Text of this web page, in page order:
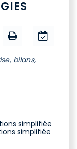
bilans,
simplifiée
simplifiée